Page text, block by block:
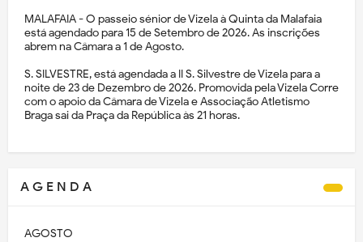
MALAFAIA - O passeio sénior de Vizela à Quinta da Malafaia
está agendado para 15 de Setembro de 2026. As inscrições
abrem na Câmara a 1 de Agosto.
S. SILVESTRE, está agendada a II S. Silvestre de Vizela para a
noite de 23 de Dezembro de 2026. Promovida pela Vizela Corre
com o apoio da Câmara de Vizela e Associação Atletismo
Braga sai da Praça da República às 21 horas.
A G E N D A
AGOSTO